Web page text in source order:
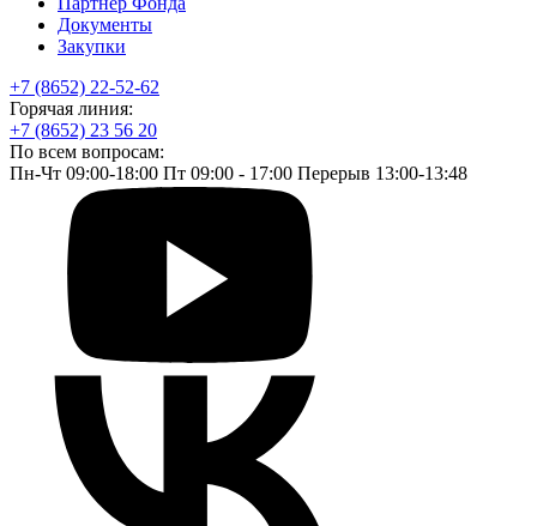
Документы
Закупки
+7 (8652) 22-52-62
Горячая линия:
+7 (8652) 23 56 20
По всем вопросам:
Пн-Чт 09:00-18:00 Пт 09:00 - 17:00 Перерыв 13:00-13:48